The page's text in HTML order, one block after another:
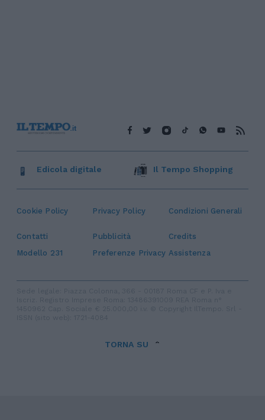
Cookie Policy Privacy Policy Condizioni Generali
Contatti Pubblicità
Credits
Modello 231
Preferenze Privacy Assistenza
Edicola digitale Il Tempo Shopping
TORNA SU